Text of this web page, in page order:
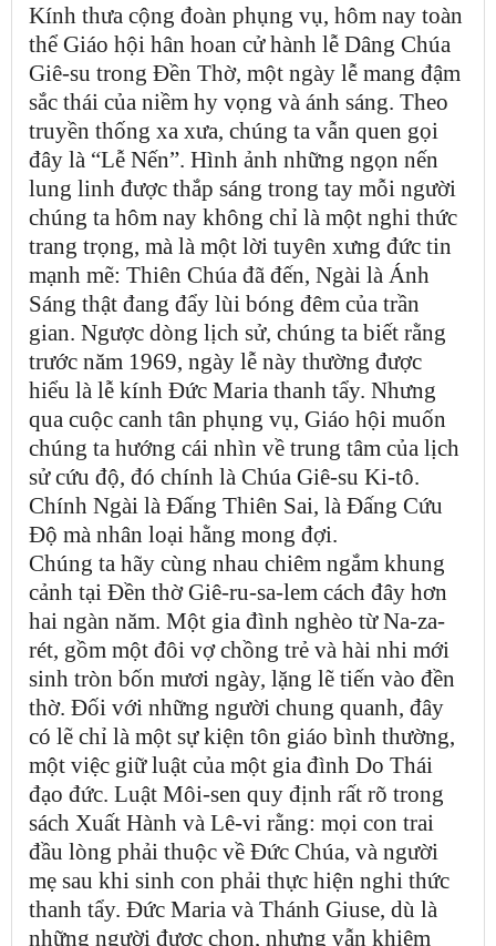
Kính thưa cộng đoàn phụng vụ, hôm nay toàn
thể Giáo hội hân hoan cử hành lễ Dâng Chúa
Giê-su trong Đền Thờ, một ngày lễ mang đậm
sắc thái của niềm hy vọng và ánh sáng. Theo
truyền thống xa xưa, chúng ta vẫn quen gọi
đây là “Lễ Nến”. Hình ảnh những ngọn nến
lung linh được thắp sáng trong tay mỗi người
chúng ta hôm nay không chỉ là một nghi thức
trang trọng, mà là một lời tuyên xưng đức tin
mạnh mẽ: Thiên Chúa đã đến, Ngài là Ánh
Sáng thật đang đẩy lùi bóng đêm của trần
gian. Ngược dòng lịch sử, chúng ta biết rằng
trước năm 1969, ngày lễ này thường được
hiểu là lễ kính Đức Maria thanh tẩy. Nhưng
qua cuộc canh tân phụng vụ, Giáo hội muốn
chúng ta hướng cái nhìn về trung tâm của lịch
sử cứu độ, đó chính là Chúa Giê-su Ki-tô.
Chính Ngài là Đấng Thiên Sai, là Đấng Cứu
Độ mà nhân loại hằng mong đợi.
Chúng ta hãy cùng nhau chiêm ngắm khung
cảnh tại Đền thờ Giê-ru-sa-lem cách đây hơn
hai ngàn năm. Một gia đình nghèo từ Na-za-
rét, gồm một đôi vợ chồng trẻ và hài nhi mới
sinh tròn bốn mươi ngày, lặng lẽ tiến vào đền
thờ. Đối với những người chung quanh, đây
có lẽ chỉ là một sự kiện tôn giáo bình thường,
một việc giữ luật của một gia đình Do Thái
đạo đức. Luật Môi-sen quy định rất rõ trong
sách Xuất Hành và Lê-vi rằng: mọi con trai
đầu lòng phải thuộc về Đức Chúa, và người
mẹ sau khi sinh con phải thực hiện nghi thức
thanh tẩy. Đức Maria và Thánh Giuse, dù là
những người được chọn, nhưng vẫn khiêm